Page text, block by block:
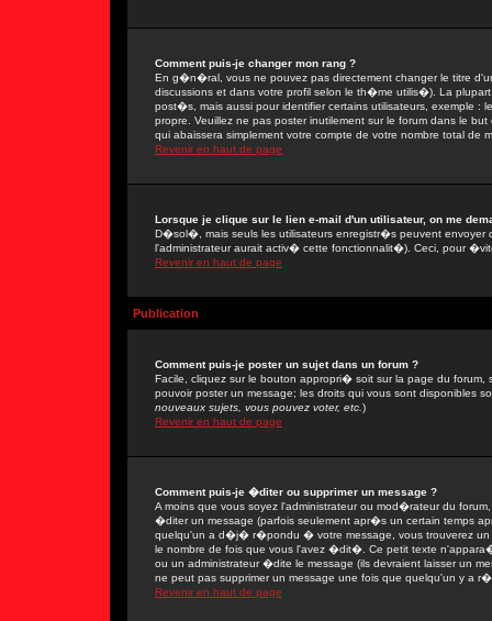
Comment puis-je changer mon rang ?
En g�n�ral, vous ne pouvez pas directement changer le titre
discussions et dans votre profil selon le th�me utilis�). La
post�s, mais aussi pour identifier certains utilisateurs, exemple
propre. Veuillez ne pas poster inutilement sur le forum dans le
qui abaissera simplement votre compte de votre nombre total de
Revenir en haut de page
Lorsque je clique sur le lien e-mail d'un utilisateur, on me
D�sol�, mais seuls les utilisateurs enregistr�s peuvent
l'administrateur aurait activ� cette fonctionnalit�). Ceci, pour
Revenir en haut de page
Publication
Comment puis-je poster un sujet dans un forum ?
Facile, cliquez sur le bouton appropri� soit sur la page du
pouvoir poster un message; les droits qui vous sont disponibles
nouveaux sujets, vous pouvez voter, etc. )
Revenir en haut de page
Comment puis-je �diter ou supprimer un message ?
A moins que vous soyez l'administrateur ou mod�rateur du
�diter un message (parfois seulement apr�s un certain temps
quelqu'un a d�j� r�pondu � votre message, vous trouverez un
le nombre de fois que vous l'avez �dit�. Ce petit texte
ou un administrateur �dite le message (ils devraient laisser un
ne peut pas supprimer un message une fois que quelqu'un y a
Revenir en haut de page